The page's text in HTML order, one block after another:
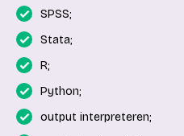
SPSS;
Stata;
R;
Python;
output interpreteren;